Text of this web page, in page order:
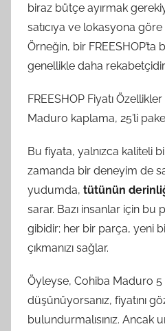
biraz bütçe ayırmak
satıcıya ve lokasyona
Örneğin, bir
genellikle daha rekabetçidir.
FREESHOP Fiyatı
Maduro kaplama, 25’li
Bu fiyata, yalnızca kaliteli
zamanda bir deneyim de
yudumda, tütünün
sarar. Bazı insanlar için
gibidir; her bir parça, yeni
çıkmanızı sağlar.
Öyleyse, Cohiba Maduro 5
düşünüyorsanız, fiyatını
bulundurmalısınız. Ancak